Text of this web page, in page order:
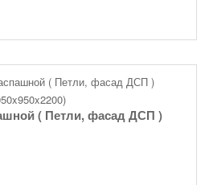
( Петли, фасад ДСП )